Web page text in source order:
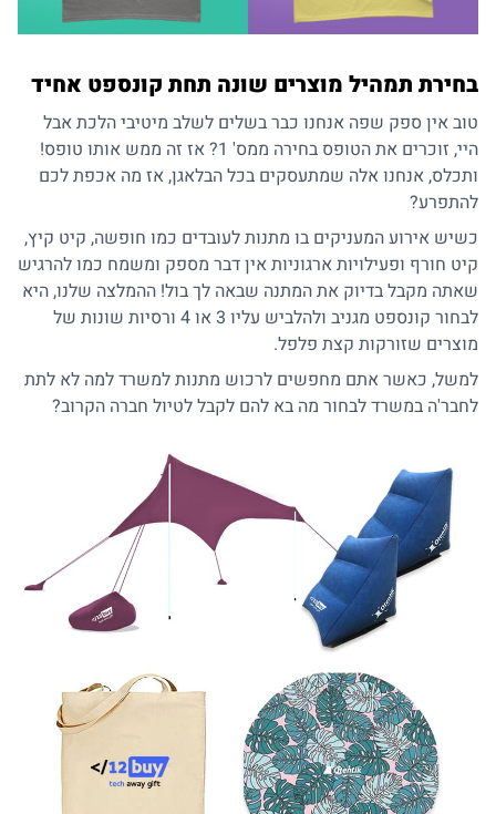
בחירת תמהיל מוצרים שונה תחת קונספט אחיד
טוב אין ספק שפה אנחנו כבר בשלים לשלב מיטיבי הלכת אבל
היי, זוכרים את הטופס בחירה ממס' 1? אז זה ממש אותו טופס!
ותכלס, אנחנו אלה שמתעסקים בכל הבלאגן, אז מה אכפת לכם
להתפרע?
כשיש אירוע המעניקים בו מתנות לעובדים כמו חופשה, קיט קיץ,
קיט חורף ופעילויות ארגוניות אין דבר מספק ומשמח כמו להרגיש
שאתה מקבל בדיוק את המתנה שבאה לך בול! ההמלצה שלנו, היא
לבחור קונספט מגניב ולהלביש עליו 3 או 4 ורסיות שונות של
מוצרים שזורקות קצת פלפל.
למשל, כאשר אתם מחפשים לרכוש מתנות למשרדלמה לא לתת
לחבר'ה במשרד לבחור מה בא להם לקבל לטיול חברה הקרוב?